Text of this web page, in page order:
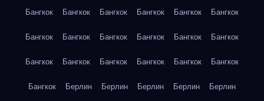
Бангкок Бангкок Бангкок Бангкок Бангкок Бангкок
Бангкок Бангкок Бангкок Бангкок Бангкок Бангкок
Бангкок Бангкок Бангкок Бангкок Бангкок Бангкок
Бангкок Берлин Берлин Берлин Берлин Берлин